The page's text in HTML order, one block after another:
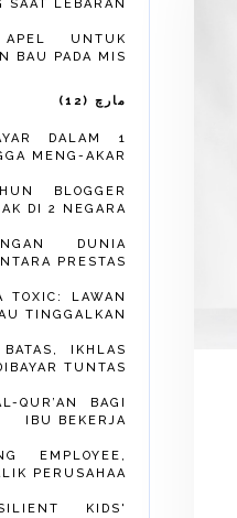
SAAT LEBARAN
UNTUK
BAU PADA MIS...
مارچ 12
DALAM 1
MENG-AKAR
BLOGGER
DI 2 NEGARA
DUNIA
PRESTAS...
TOXIC: LAWAN
TINGGALKAN?
IKHLAS
TUNTAS?
QUR’AN BAGI
IBU BEKERJA
EMPLOYEE,
PERUSAHAA...
KIDS'